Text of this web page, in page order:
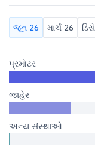
જૂન 26 માર્ચ 26
પ્રમોટર
જાહેર
અન્ય સંસ્થાઓ